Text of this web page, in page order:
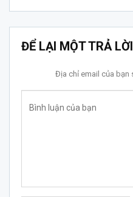
ĐỂ LẠI MỘT TRẢ LỜI
Địa chỉ email của bạn